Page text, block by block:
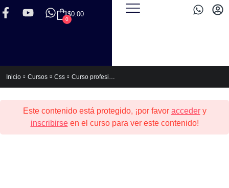
$0.00
0
Inicio Cursos Css Curso profesional de HTML5 y CSS3
Este contenido está protegido, ¡por favor accedery
inscribirseen el curso para ver este contenido!